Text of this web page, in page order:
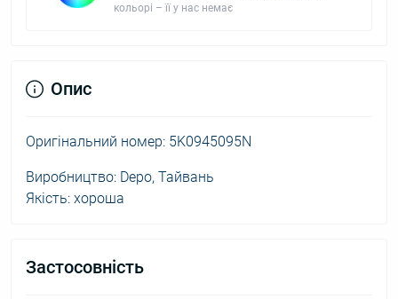
кольорі – її у нас немає
Опис
Оригінальний номер: 5K0945095N
Виробництво: Depo, Тайвань
Якість: хороша
Застосовність